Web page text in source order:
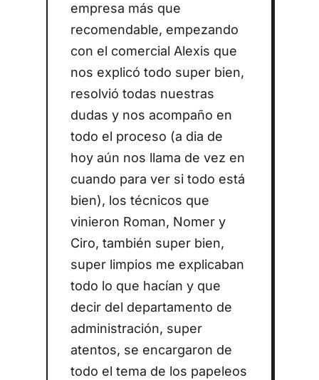
empresa más que
recomendable, empezando
con el comercial Alexis que
nos explicó todo super bien,
resolvió todas nuestras
dudas y nos acompaño en
todo el proceso (a dia de
hoy aún nos llama de vez en
cuando para ver si todo está
bien), los técnicos que
vinieron Roman, Nomer y
Ciro, también super bien,
super limpios me explicaban
todo lo que hacían y que
decir del departamento de
administración, super
atentos, se encargaron de
todo el tema de los papeleos